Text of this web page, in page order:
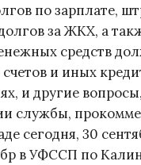
по зарплате,
за ЖКХ, а
средств
счетов и иных
и другие
службы,
сегодня, 30
в УФССП по